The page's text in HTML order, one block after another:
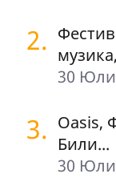
2.
30 Юли
3. Oasis,
Били...
30 Юли